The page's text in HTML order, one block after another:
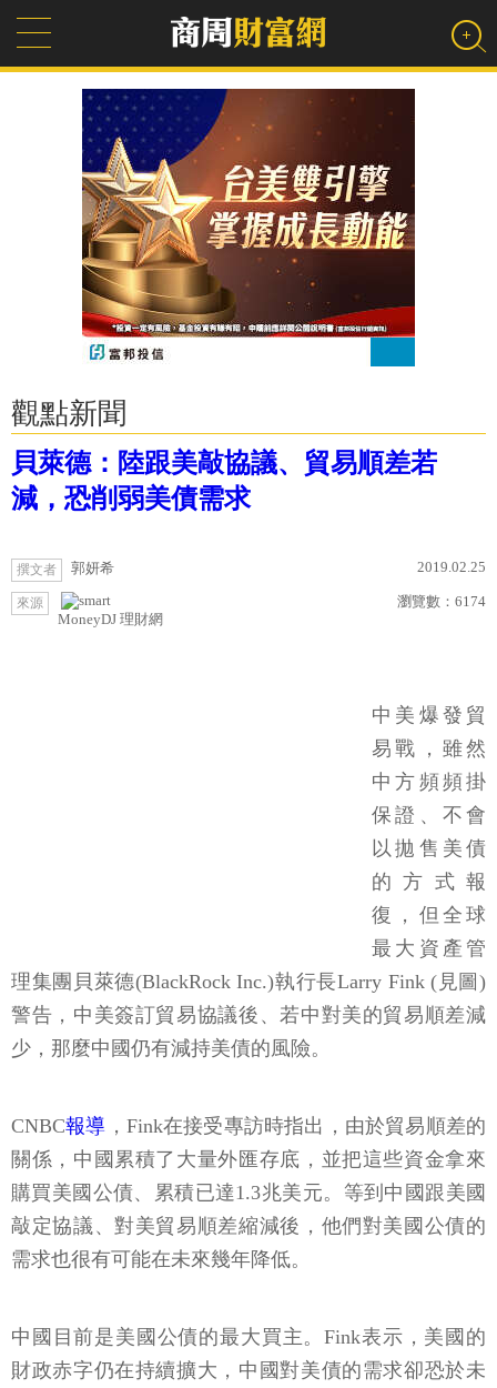
觀點新聞
貝萊德：陸跟美敲協議、貿易順差若
減，恐削弱美債需求
撰文者 郭妍希 2019.02.25
來源
MoneyDJ 理財網
瀏覽數： 6174
中美爆發貿
易戰，雖然
中方頻頻掛
保證、不會
以拋售美債
的方式報
復，但全球
最大資產管
理集團貝萊德(BlackRock Inc.)執行長Larry Fink (見圖)
警告，中美簽訂貿易協議後、若中對美的貿易順差減
少，那麼中國仍有減持美債的風險。
CNBC報導 ，Fink在接受專訪時指出，由於貿易順差的
關係，中國累積了大量外匯存底，並把這些資金拿來
購買美國公債、累積已達1.3兆美元。等到中國跟美國
敲定協議、對美貿易順差縮減後，他們對美國公債的
需求也很有可能在未來幾年降低。
中國目前是美國公債的最大買主。Fink表示，美國的
財政赤字仍在持續擴大，中國對美債的需求卻恐於未